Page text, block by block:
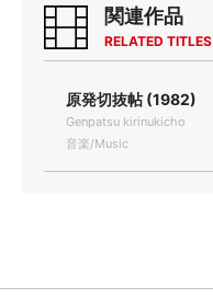
関連作品
RELATED TITLES
原発切抜帖 (1982)
Genpatsu kirinukicho
音楽/Music